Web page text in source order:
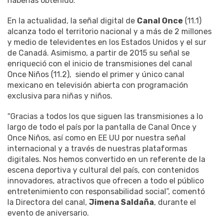
En la actualidad, la señal digital de Canal Once (11.1)
alcanza todo el territorio nacional y a más de 2 millones
y medio de televidentes en los Estados Unidos y el sur
de Canadá. Asimismo, a partir de 2015 su señal se
enriqueció con el inicio de transmisiones del canal
Once Niños (11.2), siendo el primer y único canal
mexicano en televisión abierta con programación
exclusiva para niñas y niños.
“Gracias a todos los que siguen las transmisiones a lo
largo de todo el país por la pantalla de Canal Once y
Once Niños, así como en EE UU por nuestra señal
internacional y a través de nuestras plataformas
digitales. Nos hemos convertido en un referente de la
escena deportiva y cultural del país, con contenidos
innovadores, atractivos que ofrecen a todo el público
entretenimiento con responsabilidad social”, comentó
la Directora del canal, Jimena Saldaña, durante el
evento de aniversario.